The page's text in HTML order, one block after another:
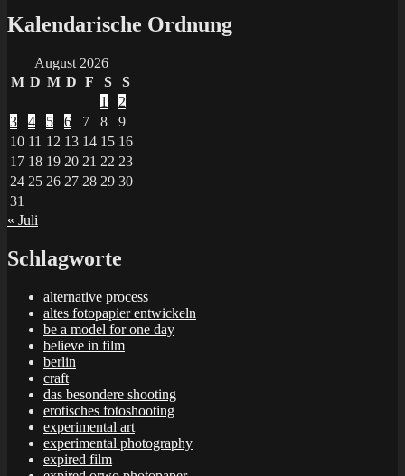
Kalendarische Ordnung
August 2026
M D M D F S
S
1
2
3
4 5 6 7 8
9
10 11 12 13 14 15 16
17 18 19 20 21 22 23
24 25 26 27 28 29 30
31
« Juli
Schlagworte
alternative process
altes fotopapier entwickeln
be a model for one day
believe in film
berlin
craft
das besondere shooting
erotisches fotoshooting
experimental art
experimental photography
expired film